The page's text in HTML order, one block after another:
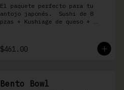
El paquete perfecto para tu
antojo japonés.  Sushi de 8
pzas + Kushiage de queso +
$461.00
Bento Bowl